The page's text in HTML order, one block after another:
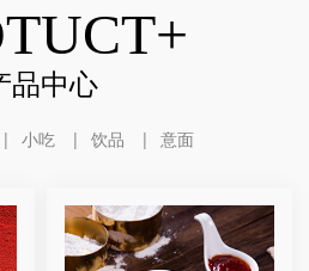
品中心
小吃 饮品 意面